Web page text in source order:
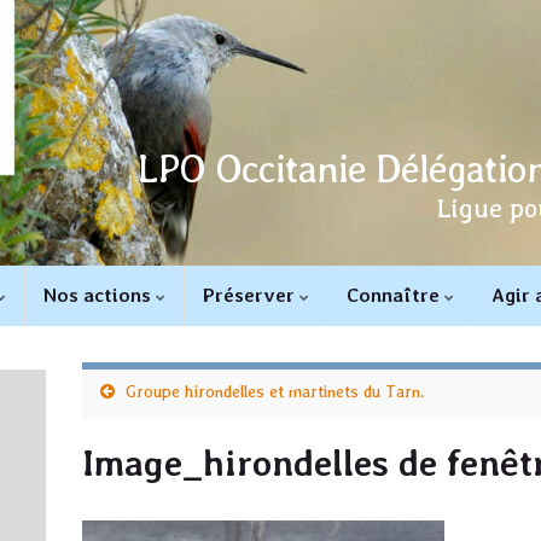
LPO Occitanie
Ligue
Nos actions Préserver Connaître Agir
Groupe hirondelles et martinets du Tarn.
Image_hirondelles de